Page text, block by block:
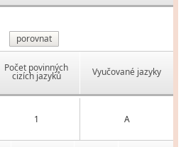
porovnat
Počet povinných
cizích jazyků Vyučované jazyky
1 A